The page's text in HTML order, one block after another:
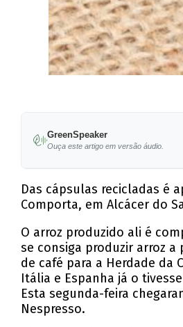
GreenSpeaker
Ouça este artigo em versão áudio.
Das cápsulas recicladas é
Comporta, em Alcácer do
O arroz produzido ali é
se consiga produzir arroz
de café para a Herdade da
Itália e Espanha já o
Esta segunda-feira
Nespresso.